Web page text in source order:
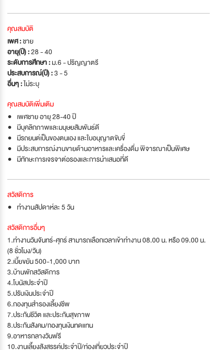
คุณสมบัติ
เพศ :ชาย
อายุ(ปี) :28 - 40
ระดับการศึกษา :ม.6 - ปริญญาตรี
ประสบการณ์(ปี) :3 - 5
อื่นๆ :ไม่ระบุ
คุณสมบัติเพิ่มเติม
เพศชาย อายุ 28-40 ปี
มีบุคลิกภาพและมนุษยสัมพันธ์ดี
มีรถยนต์เป็นของตนเอง และใบอนุญาตขับขี่
มีประสบการณ์งานขายด้านอาหารและเครื่องดื่ม พิจารณาเป็นพิเศษ
มีทักษะการเจรจาต่อรองและการนำเสนอที่ดี
สวัสดิการ
ทำงานสัปดาห์ละ 5 วัน
สวัสดิการอื่นๆ
1.ทำงานวันจันทร์-ศุกร์ สามารถเลือกเวลาเข้าทำงาน 08.00 น. หรือ 09.00 น.
(8 ชั่วโมง/วัน)
2.เบี้ยขยัน 500-1,000 บาท
3.บ้านพักสวัสดิการ
4.โบนัสประจำปี
5.ปรับเงินประจำปี
6.กองทุนสำรองเลี้ยงชีพ
7.ประกันชีวิต และประกันสุขภาพ
8.ประกันสังคม/กองทุนเงินทดแทน
9.อาหารกลางวันฟรี
10.งานเลี้ยงสังสรรค์ประจำปี/ท่องเที่ยวประจำปี